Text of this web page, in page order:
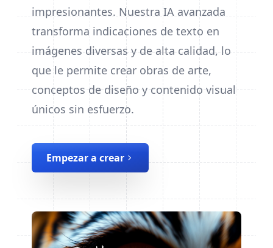
impresionantes. Nuestra IA avanzada
transforma indicaciones de texto en
imágenes diversas y de alta calidad, lo
que le permite crear obras de arte,
conceptos de diseño y contenido visual
únicos sin esfuerzo.
Empezar a crear